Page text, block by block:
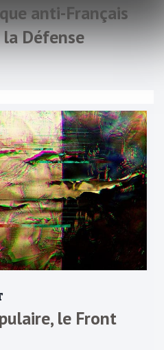
anti-Français
Défense
le Front